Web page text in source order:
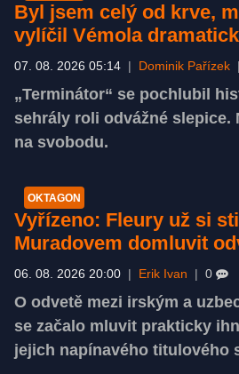
Byl jsem celý od krve,
vylíčil Vémola
07. 08. 2026 05:14 Dominik Pařízek
„Terminátor“ se pochlubil
sehrály roli odvážné slepice.
na svobodu.
OKTAGON
Vyřízeno: Fleury už si
Muradovem domluvit
06. 08. 2026 20:00 Erik Ivan 0
O odvetě mezi irským a
se začalo mluvit prakticky
jejich napínavého titulového